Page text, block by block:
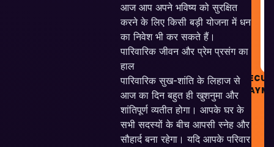
आज आप अपने भविष्य को सुरक्षित
करने के लिए किसी बड़ी योजना में धन
का निवेश भी कर सकते हैं।
पारिवारिक जीवन और प्रेम प्रसंग का
हाल
पारिवारिक सुख-शांति के लिहाज से
आज का दिन बहुत ही खुशनुमा और
शांतिपूर्ण व्यतीत होगा। आपके घर के
सभी सदस्यों के बीच आपसी स्नेह और
सौहार्द बना रहेगा। यदि आपके परिवार